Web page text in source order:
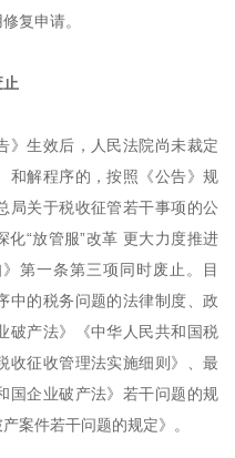
复申请。
》生效后，人民法院尚未裁定
和解程序的，按照《公告》规
局关于税收征管若干事项的公
“放管服”改革 更大力度推进
第一条第三项同时废止。目
中的税务问题的法律制度、政
破产法》《中华人民共和国税
收征收管理法实施细则》、最
国企业破产法》若干问题的规
案件若干问题的规定》。